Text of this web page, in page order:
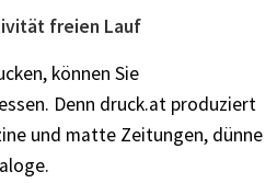
freien Lauf
können Sie
Denn druck.at produziert
und matte Zeitungen, dünne